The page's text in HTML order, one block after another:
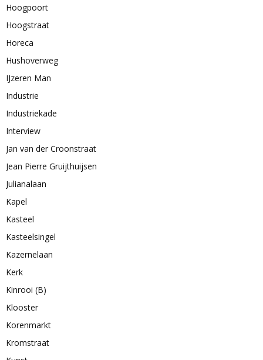
Hoogpoort
Hoogstraat
Horeca
Hushoverweg
IJzeren Man
Industrie
Industriekade
Interview
Jan van der Croonstraat
Jean Pierre Gruijthuijsen
Julianalaan
Kapel
Kasteel
Kasteelsingel
Kazernelaan
Kerk
Kinrooi (B)
Klooster
Korenmarkt
Kromstraat